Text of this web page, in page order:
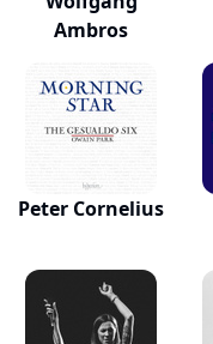
Ambros
Peter Cornelius